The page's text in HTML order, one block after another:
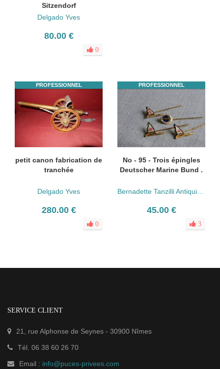
Sitzendorf
Delgado Yves
80.00 €
0
PROFESSIONNEL
petit canon fabrication de
tranchée
Delgado Yves
280.00 €
0
PROFESSIONNEL
No - 95 - Trois épingles
Deutscher Marine Bund .
45.00 €
3
SERVICE CLIENT
21, rue Alphonse de Seynes - 30900 Nîmes
Tél. 06 38 60 26 70
Email : info@puces-privees.com